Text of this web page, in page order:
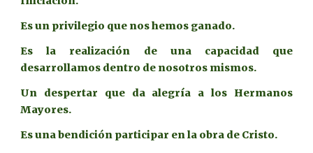
Es un privilegio que nos hemos ganado.
Es la realización de una capacidad que
desarrollamos dentro de nosotros mismos.
Un despertar que da alegría a los Hermanos
Mayores.
Es una bendición participar en la obra de Cristo.